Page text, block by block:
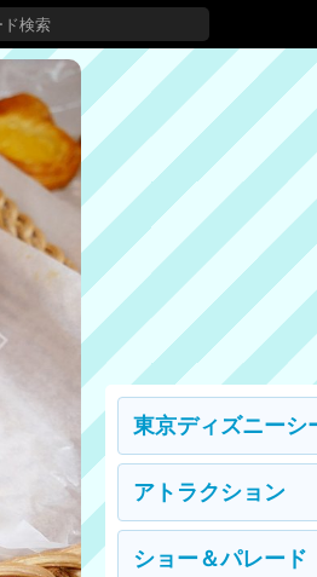
東京ディズニーシ
アトラクション
ショー＆パレード